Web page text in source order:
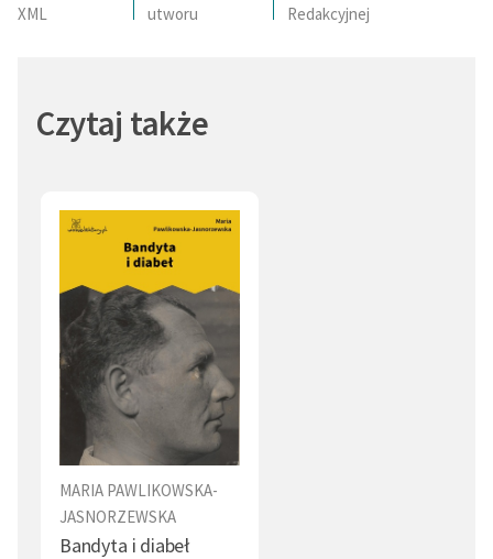
XML
utworu
Redakcyjnej
Czytaj także
MARIA PAWLIKOWSKA-
JASNORZEWSKA
Bandyta i diabeł